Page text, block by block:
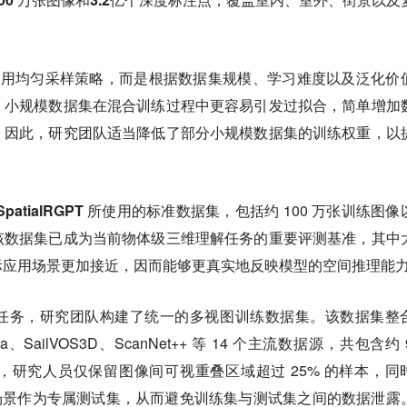
均匀采样策略，而是根据数据集规模、学习难度以及泛化价
规模数据集在混合训练过程中更容易引发过拟合，简单增加
此，研究团队适当降低了部分小规模数据集的训练权重，以
所使用的标准数据集， 包括约 100 万张训练图像
据集已成为当前物体级三维理解任务的重要评测基准，其中
用场景更加接近，因而能够更真实地反映模型的空间推理能
，研究团队构建了统一的多视图训练数据集。 该数据集整
、SailVOS3D、ScanNet++ 等 14 个主流数据源，共包含约
研究人员仅保留图像间可视重叠区域超过 25% 的样本，同
作为专属测试集，从而避免训练集与测试集之间的数据泄露